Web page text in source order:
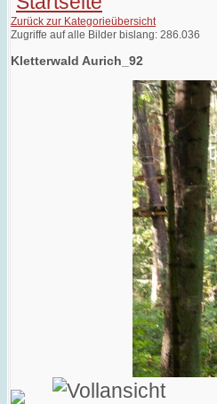
Zurück zur Kategorieübersicht
Zugriffe auf alle Bilder bislang: 286.036
Kletterwald Aurich_92